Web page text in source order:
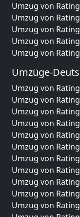
Umzug von
Umzug von
Umzug von
Umzug von
Umzug von
Umzüge-
Umzug von
Umzug von
Umzug von
Umzug von
Umzug von
Umzug von
Umzug von
Umzug von
Umzug von
Umzug von
Umzug von